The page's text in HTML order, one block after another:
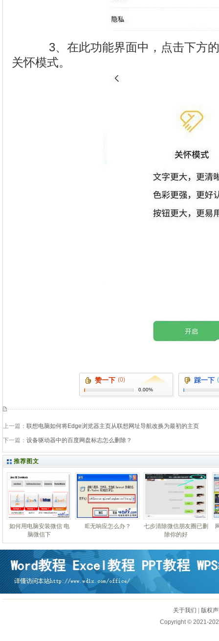
3、在此功能界面中，点击下方的
关怀模式。
赞一下 (0)
0.00%
踩一下
上一篇： 联想电脑如何将Edge浏览器主页从联想网址导航改换为最初的主页
下一篇： 设备驱动器中的百度网盘标志怎么删除？
推荐图文
如何用电脑安装微信 电
脑微信下
IE无响应怎么办？
七步清除微信朋友圈已删
除你的好
关于我们
版权
Copyright © 2021-